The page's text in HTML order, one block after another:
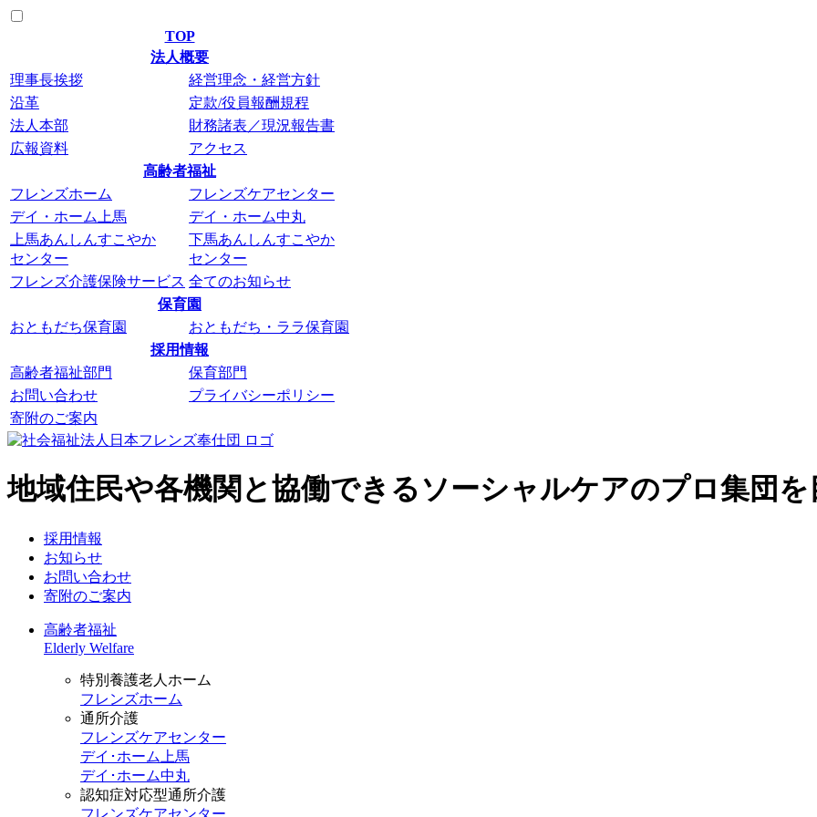
TOP
法人概要
理事長挨拶
経営理念・経営方針
沿革
定款/役員報酬規程
法人本部
財務諸表／現況報告書
広報資料
アクセス
高齢者福祉
フレンズホーム
フレンズケアセンター
デイ・ホーム上馬
デイ・ホーム中丸
上馬あんしんすこやか
センター
下馬あんしんすこやか
センター
フレンズ介護保険サービス 全てのお知らせ
保育園
おともだち保育園
おともだち・ララ保育園
採用情報
高齢者福祉部門
保育部門
お問い合わせ
プライバシーポリシー
寄附のご案内
地域住民や各機関と協働できるソーシャルケアのプロ集団を
採用情報
お知らせ
お問い合わせ
寄附のご案内
高齢者福祉
Elderly Welfare
特別養護老人ホーム
フレンズホーム
通所介護
フレンズケアセンター
デイ･ホーム上馬
デイ･ホーム中丸
認知症対応型通所介護
フレンズケアセンター